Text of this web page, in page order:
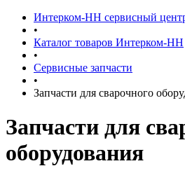
Интерком-НН сервисный
•
Каталог товаров Интерком-НН
•
Сервисные запчасти
•
Запчасти для сварочного
Запчасти для
оборудования